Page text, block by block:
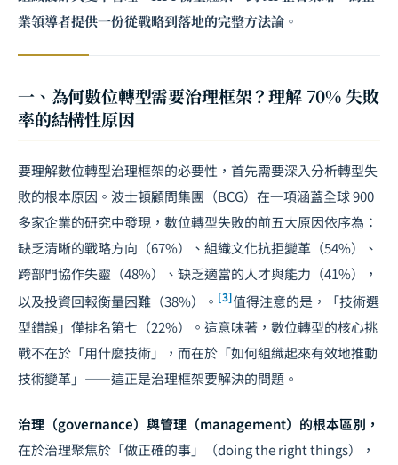
業領導者提供一份從戰略到落地的完整方法論。
一、為何數位轉型需要治理框架？理解 70% 失敗
率的結構性原因
要理解數位轉型治理框架的必要性，首先需要深入分析轉型失
敗的根本原因。波士頓顧問集團（BCG）在一項涵蓋全球 900
多家企業的研究中發現，數位轉型失敗的前五大原因依序為：
缺乏清晰的戰略方向（67%）、組織文化抗拒變革（54%）、
跨部門協作失靈（48%）、缺乏適當的人才與能力（41%），
以及投資回報衡量困難（38%）。 [3]值得注意的是，「技術選
型錯誤」僅排名第七（22%）。這意味著，數位轉型的核心挑
戰不在於「用什麼技術」，而在於「如何組織起來有效地推動
技術變革」——這正是治理框架要解決的問題。
治理（governance）與管理（management）的根本區別，
在於治理聚焦於「做正確的事」（doing the right things），